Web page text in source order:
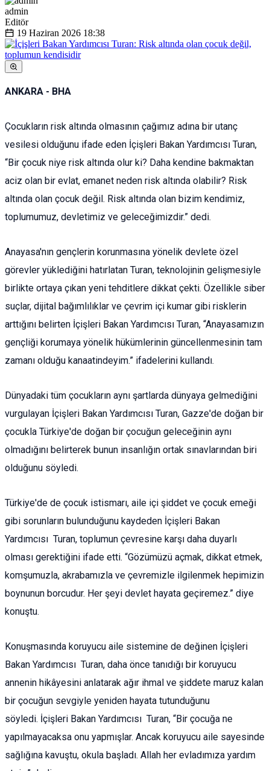
admin
Editör
19 Haziran 2026 18:38
ANKARA - BHA
Çocukların risk altında olmasının çağımız adına bir utanç
vesilesi olduğunu ifade eden İçişleri Bakan Yardımcısı Turan,
“Bir çocuk niye risk altında olur ki? Daha kendine bakmaktan
aciz olan bir evlat, emanet neden risk altında olabilir? Risk
altında olan çocuk değil. Risk altında olan bizim kendimiz,
toplumumuz, devletimiz ve geleceğimizdir.” dedi.
Anayasa'nın gençlerin korunmasına yönelik devlete özel
görevler yüklediğini hatırlatan Turan, teknolojinin gelişmesiyle
birlikte ortaya çıkan yeni tehditlere dikkat çekti. Özellikle siber
suçlar, dijital bağımlılıklar ve çevrim içi kumar gibi risklerin
arttığını belirten İçişleri Bakan Yardımcısı Turan, “Anayasamızın
gençliği korumaya yönelik hükümlerinin güncellenmesinin tam
zamanı olduğu kanaatindeyim.” ifadelerini kullandı.
Dünyadaki tüm çocukların aynı şartlarda dünyaya gelmediğini
vurgulayan İçişleri Bakan Yardımcısı Turan, Gazze'de doğan bir
çocukla Türkiye'de doğan bir çocuğun geleceğinin aynı
olmadığını belirterek bunun insanlığın ortak sınavlarından biri
olduğunu söyledi.
Türkiye'de de çocuk istismarı, aile içi şiddet ve çocuk emeği
gibi sorunların bulunduğunu kaydeden İçişleri Bakan
Yardımcısı Turan, toplumun çevresine karşı daha duyarlı
olması gerektiğini ifade etti. “Gözümüzü açmak, dikkat etmek,
komşumuzla, akrabamızla ve çevremizle ilgilenmek hepimizin
boynunun borcudur. Her şeyi devlet hayata geçiremez.” diye
konuştu.
Konuşmasında koruyucu aile sistemine de değinen İçişleri
Bakan Yardımcısı Turan, daha önce tanıdığı bir koruyucu
annenin hikâyesini anlatarak ağır ihmal ve şiddete maruz kalan
bir çocuğun sevgiyle yeniden hayata tutunduğunu
söyledi. İçişleri Bakan Yardımcısı Turan, “Bir çocuğa ne
yapılmayacaksa onu yapmışlar. Ancak koruyucu aile sayesinde
sağlığına kavuştu, okula başladı. Allah her evladımıza yardım